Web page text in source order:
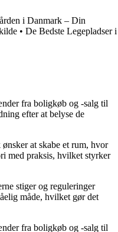
i Danmark – Din
• De Bedste Legepladser i
fra boligkøb og -salg til
efter at belyse de
at skabe et rum, hvor
med praksis, hvilket styrker
stiger og reguleringer
måde, hvilket gør det
fra boligkøb og -salg til